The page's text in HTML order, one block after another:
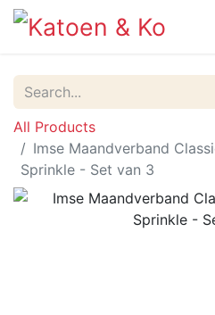
All Products
Imse Maandverband
Sprinkle - Set van 3